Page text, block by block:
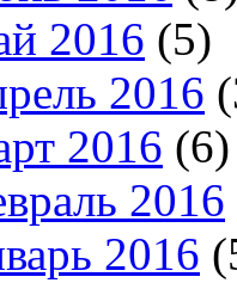
2016 (5)
2016
2016 (6)
2016
2016